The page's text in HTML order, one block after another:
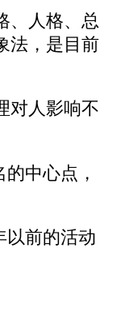
、人格、总
法，是目前
对人影响不
中心点，
以前的活动